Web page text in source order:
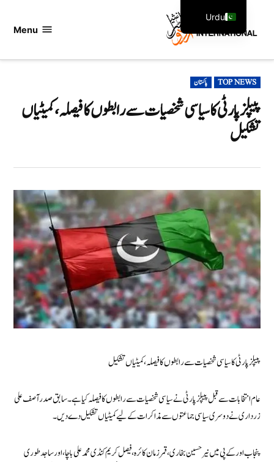
Menu
POSTED
IN
TOP NEWS پاکستان
پیپلز پارٹی کا سیاسی شخصیات سے رابطوں کا فیصلہ، کمیٹیاں
تشکیل
پیپلز پارٹی کا سیاسی شخصیات سے رابطوں کا فیصلہ، کمیٹیاں تشکیل
عام انتخابات سے قبل پیپلز پارٹی نے سیاسی شخصیات سے رابطوں کا فیصلہ کیا ہے ۔سابق صدر آصف علی
زرداری نے دوسری سیاسی جماعتوں سے مذاکرات کے لیے کمیٹیاں تشکیل دے دیں۔
پنجاب اور کے پی میں نیر حسین بخاری ، قمر زمان کائرہ، فیصل کریم کنڈی محمد علی باچا، اور ساجد طوری
Urdu
English